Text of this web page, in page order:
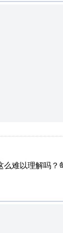
么难以理解吗？